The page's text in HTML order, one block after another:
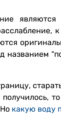
названием
какую воду